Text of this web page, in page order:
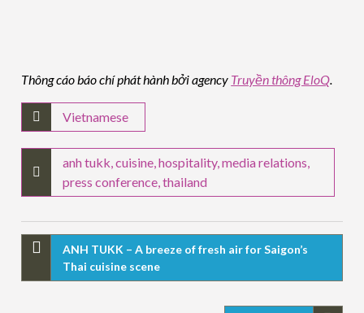
Thông cáo báo chí phát hành bởi agency Truyền thông EloQ.
Vietnamese
anh tukk,cuisine,hospitality,media relations,
press conference,thailand
ANH TUKK – A breeze of fresh air for Saigon’s
Thai cuisine scene